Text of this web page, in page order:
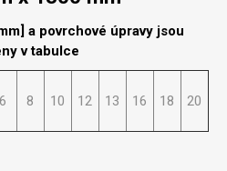
a povrchové úpravy jsou
v tabulce
6 8 10 12 13 16 18 20